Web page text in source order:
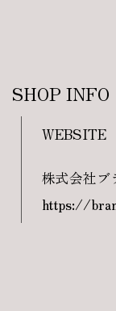
SHOP INFO
WEBSITE
株式会社ブ
https://